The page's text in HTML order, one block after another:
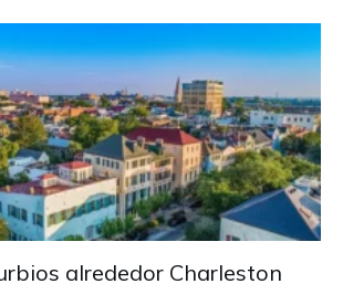
alrededor Charleston